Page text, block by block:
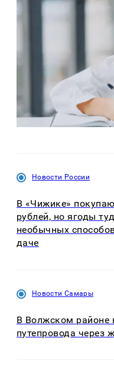
Новости России
В «Чижике»
рублей, но ягоды
необычных
даче
Новости Самары
В Волжском районе
путепровода через